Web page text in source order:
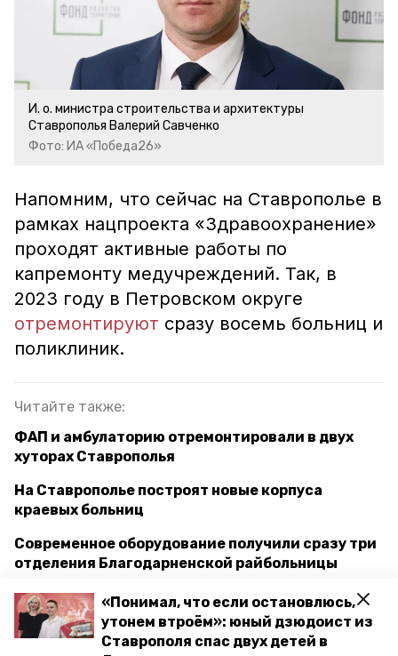
«Понимал, что если остановлюсь,
утонем втроём»: юный дзюдоист из
Ставрополя спас двух детей в
И. о. министра строительства и архитектуры
Ставрополья Валерий Савченко
Фото: ИА «Победа26»
Напомним, что сейчас на Ставрополье в
рамках нацпроекта «Здравоохранение»
проходят активные работы по
капремонту медучреждений. Так, в
2023 году в Петровском округе
отремонтируют сразу восемь больниц и
поликлиник.
Читайте также:
ФАП и амбулаторию отремонтировали в двух
хуторах Ставрополья
На Ставрополье построят новые корпуса
краевых больниц
Современное оборудование получили сразу три
отделения Благодарненской райбольницы
ставропольский край